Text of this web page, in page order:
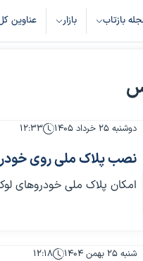
بازتاب بازار عناوین
دوشنبه ۲۵ خرداد ۱۴۰۵ ۱۲:۳۳
نصب پلاک ملی روی
امکان پلاک ملی خودروهای
شنبه ۲۵ بهمن ۱۴۰۴ ۱۲:۱۸